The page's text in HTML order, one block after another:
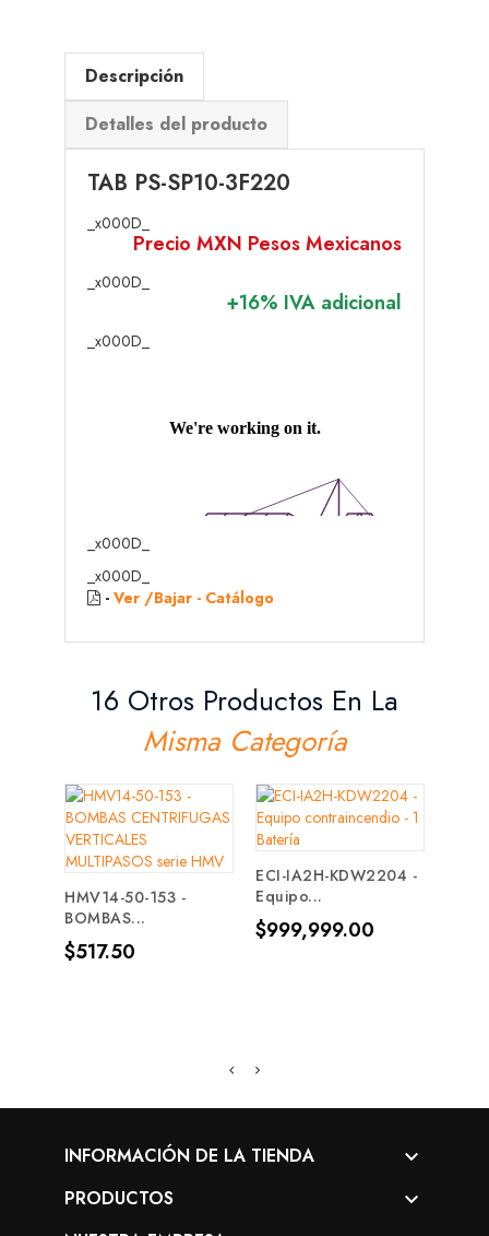
Descripción
Detalles del producto
TAB PS-SP10-3F220
_x000D_
Precio MXN Pesos Mexicanos
_x000D_
+16% IVA adicional
_x000D_
_x000D_
_x000D_
- Ver /Bajar - Catálogo
16 Otros Productos En La
Misma Categoría
HMV14-50-153 -
BOMBAS...
Precio
$517.50
ECI-IA2H-KDW2204 -
Equipo...
Precio
$999,999.00
INFORMACIÓN DE LA TIENDA 
PRODUCTOS 